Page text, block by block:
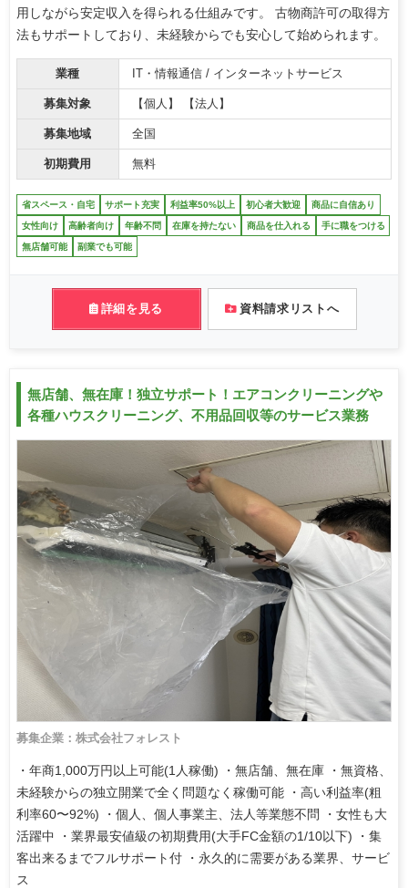
用しながら安定収入を得られる仕組みです。 古物商許可の取得方
法もサポートしており、未経験からでも安心して始められます。
業種 IT・情報通信 / インターネットサービス
募集対象 【個人】 【法人】
募集地域 全国
初期費用 無料
省スペース・自宅 サポート充実 利益率50%以上 初心者大歓迎 商品に自信あり
女性向け 高齢者向け 年齢不問 在庫を持たない 商品を仕入れる 手に職をつける
無店舗可能 副業でも可能
詳細を見る 資料請求リストへ
無店舗、無在庫！独立サポート！エアコンクリーニングや
各種ハウスクリーニング、不用品回収等のサービス業務
募集企業：株式会社フォレスト
・年商1,000万円以上可能(1人稼働) ・無店舗、無在庫 ・無資格、
未経験からの独立開業で全く問題なく稼働可能 ・高い利益率(粗
利率60〜92%) ・個人、個人事業主、法人等業態不問 ・女性も大
活躍中 ・業界最安値級の初期費用(大手FC金額の1/10以下) ・集
客出来るまでフルサポート付 ・永久的に需要がある業界、サービ
ス